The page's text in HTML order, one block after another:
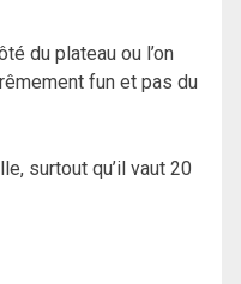
du plateau ou l’on
fun et pas du
surtout qu’il vaut 20